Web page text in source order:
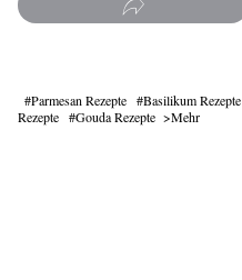
Parmesan Rezepte Basilikum Rezepte
Rezepte
Gouda Rezepte Mehr